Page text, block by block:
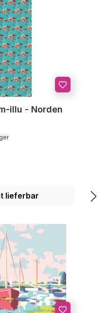
illu - Norden
lieferbar